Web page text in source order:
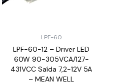
LPF-60
LPF-60-12 – Driver LED
60W 90-305VCA/127-
431VCC Saída 7,2-12V 5A
– MEAN WELL